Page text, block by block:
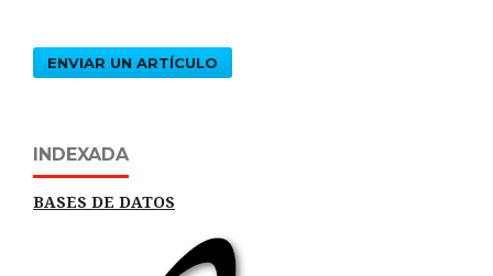
ENVIAR UN ARTÍCULO
INDEXADA
BASES DE DATOS